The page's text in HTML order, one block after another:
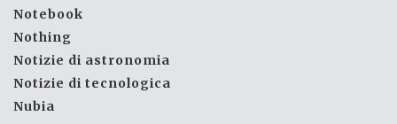
Notebook
Nothing
Notizie di astronomia
Notizie di tecnologica
Nubia